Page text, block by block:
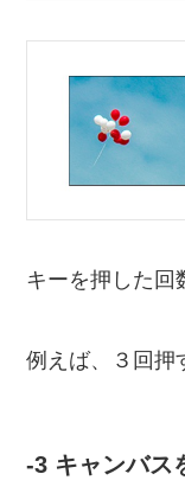
キーを押した回
例えば、３回押
-3 キャンバス